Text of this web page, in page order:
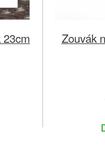
23cm Zouvák